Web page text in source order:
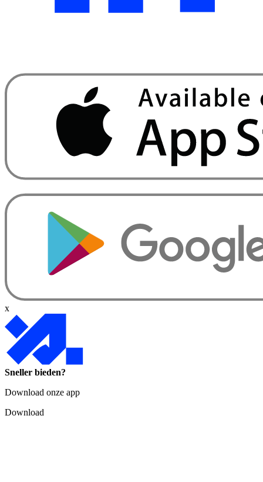
x
Sneller bieden?
Download onze app
Download